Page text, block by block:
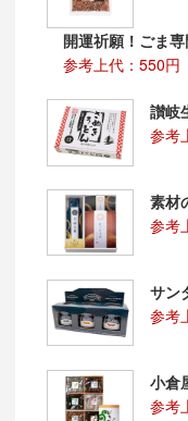
開運祈願！ごま
参考上代：550円
讃岐
参考
素材
参考
サン
参考
小
参考